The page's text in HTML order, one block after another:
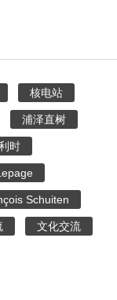
核电站
浦泽直树
时
Schuiten
文化交流